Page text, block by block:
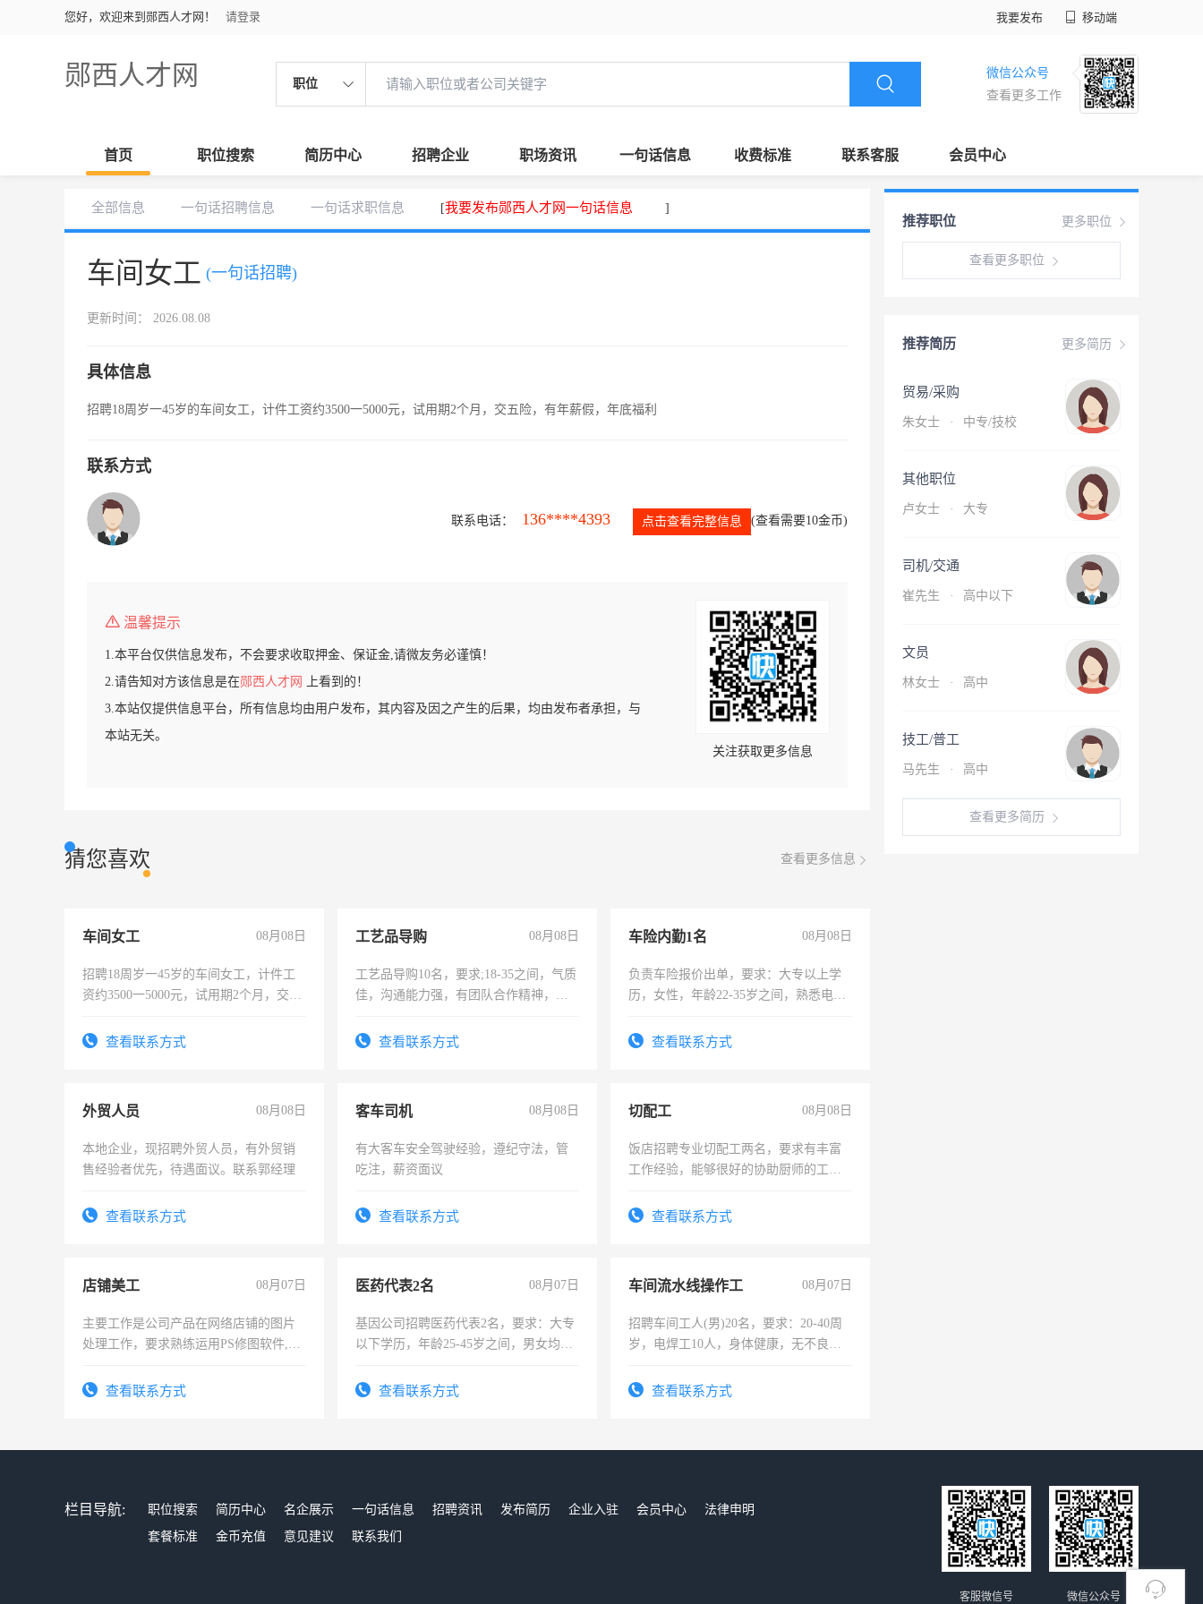
您好，欢迎来到郧西人才网！ 请登录 我要发布 移动端
郧西人才网 职位
微信公众号
查看更多工作
首页 职位搜索 简历中心 招聘企业 职场资讯 一句话信息 收费标准 联系客服 会员中心
全部信息 一句话招聘信息 一句话求职信息 [我要发布郧西人才网一句话信息 ]
车间女工 (一句话招聘)
更新时间： 2026.08.08
具体信息
招聘18周岁一45岁的车间女工，计件工资约3500一5000元，试用期2个月，交五险，有年薪假，年底福利
联系方式
联系电话： 136****4393 点击查看完整信息 (查看需要10金币)
温馨提示
1.本平台仅供信息发布，不会要求收取押金、保证金,请微友务必谨慎！
2.请告知对方该信息是在郧西人才网
上看到的！
3.本站仅提供信息平台，所有信息均由用户发布，其内容及因之产生的后果，均由发布者承担，与
本站无关。
关注获取更多信息
猜您喜欢 查看更多信息
车间女工 08月08日
招聘18周岁一45岁的车间女工，计件工
资约3500一5000元，试用期2个月，交五
查看联系方式
工艺品导购 08月08日
工艺品导购10名，要求;18-35之间，气质
佳，沟通能力强，有团队合作精神，有
查看联系方式
车险内勤1名 08月08日
负责车险报价出单，要求：大专以上学
历，女性，年龄22-35岁之间，熟悉电脑
试用期1-3个月，转正后交纳五险，
查看联系方式
外贸人员 08月08日
本地企业，现招聘外贸人员，有外贸销
售经验者优先，待遇面议。联系郭经理
查看联系方式
客车司机 08月08日
有大客车安全驾驶经验，遵纪守法，管
吃注，薪资面议
查看联系方式
切配工 08月08日
饭店招聘专业切配工两名，要求有丰富
工作经验，能够很好的协助厨师的工
4500。查看联系方式
店铺美工 08月07日
主要工作是公司产品在网络店铺的图片
处理工作，要求熟练运用PS修图软件,工
查看联系方式
医药代表2名 08月07日
基因公司招聘医药代表2名，要求：大专
以下学历，年龄25-45岁之间，男女均
表或者有医学资质的优先，底薪+绩效，
查看联系方式
车间流水线操作工 08月07日
招聘车间工人(男)20名，要求：20-40周
岁，电焊工10人，身体健康，无不良嗜
宿，免费发放劳保用品，两班倒，每月
查看联系方式
更多职位
推荐职位
查看更多职位
更多简历
推荐简历
贸易/采购
朱女士 · 中专/技校
其他职位
卢女士 · 大专
司机/交通
崔先生 · 高中以下
文员
林女士 · 高中
技工/普工
马先生 · 高中
查看更多简历
栏目导航: 职位搜索 简历中心 名企展示 一句话信息 招聘资讯 发布简历 企业入驻 会员中心
法律申明
套餐标准
金币充值 意见建议 联系我们
微信公众号
客服微信号